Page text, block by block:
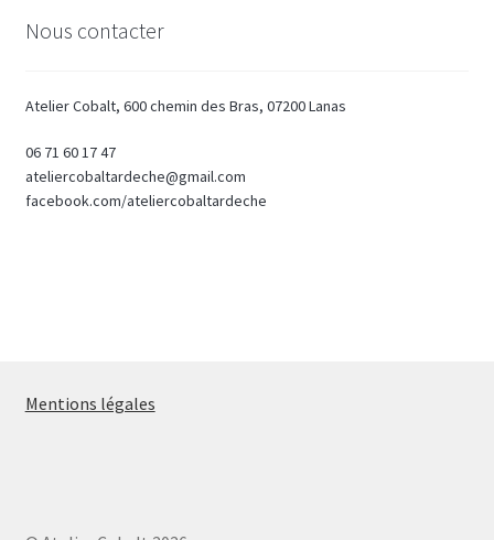
Nous contacter
Atelier Cobalt, 600 chemin des Bras, 07200 Lanas
06 71 60 17 47
ateliercobaltardeche@gmail.com
facebook.com/ateliercobaltardeche
Mentions légales